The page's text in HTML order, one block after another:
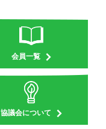
会員一覧
協議会について